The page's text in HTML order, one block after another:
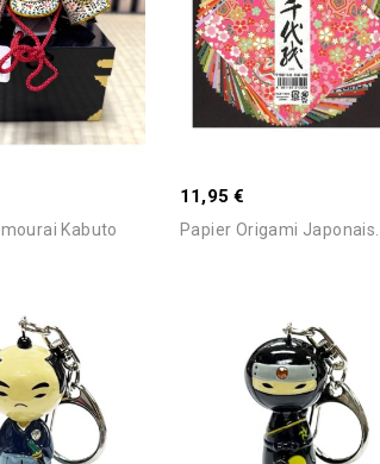
Kabuto
11,95 €
Papier Origami Japonais...